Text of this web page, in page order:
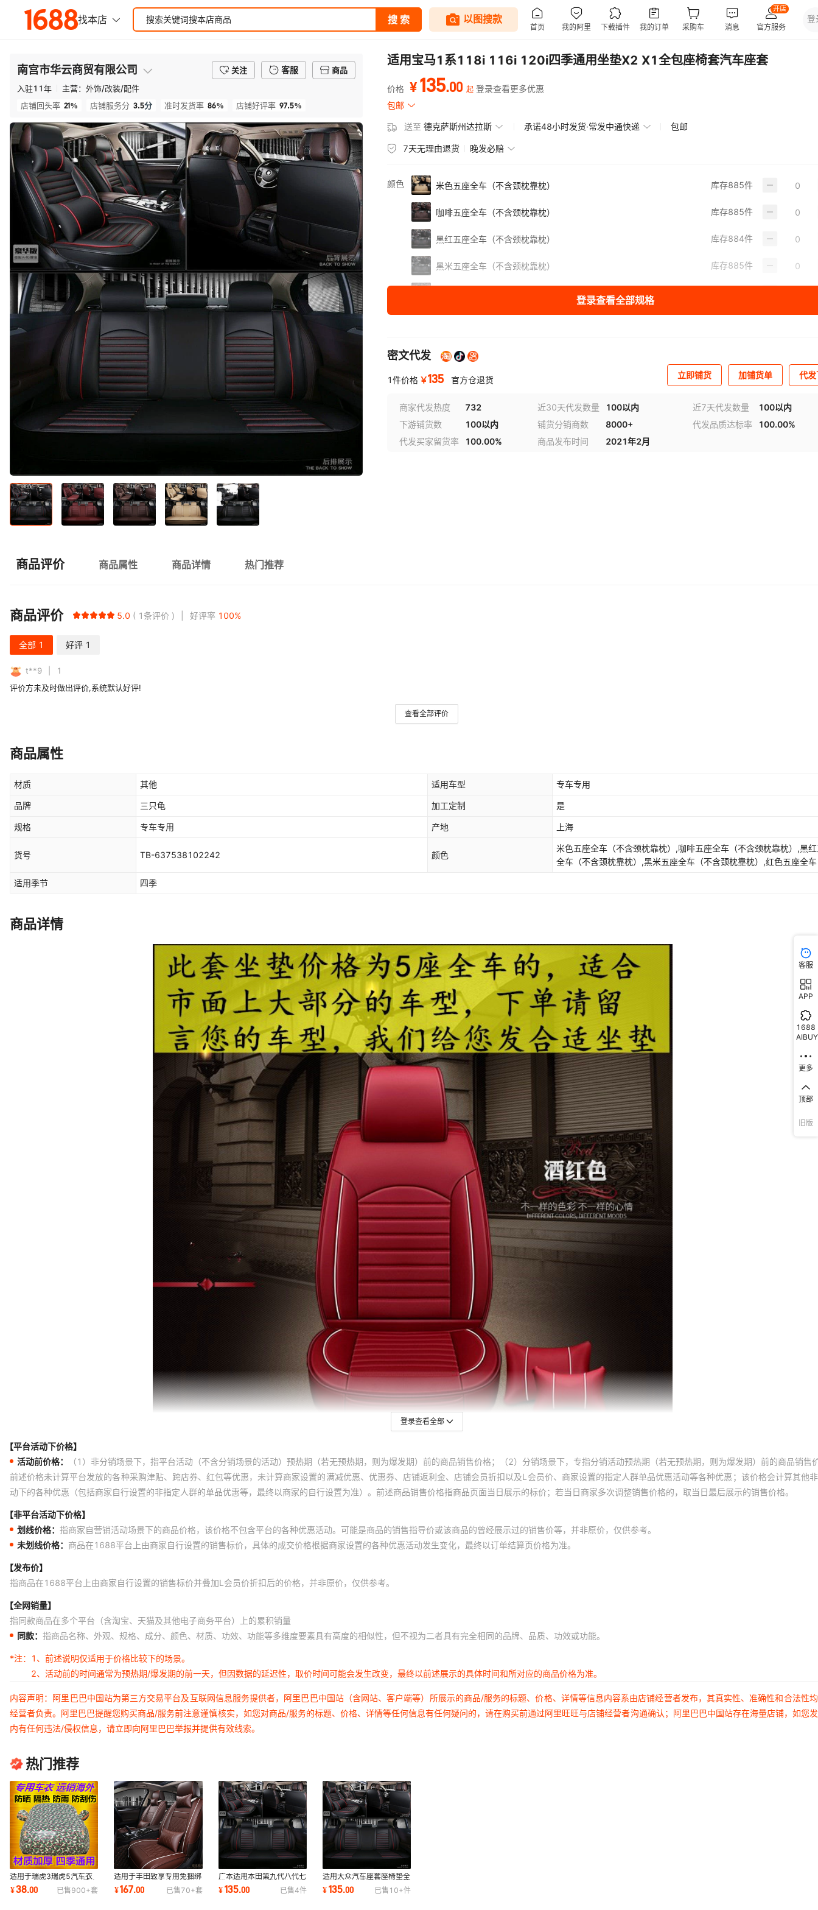
南宫市华云商贸有限公司 关注 客服
商品
入驻11年 主营： 外饰/改装/配件
店铺回头率 21% 店铺服务分 3.5分 准时发货率 86% 店铺好评率 97.5%
适用宝马1系118i 116i 120i四季通用坐垫X2 X1全包座椅套汽车座套
价格 ¥135.00 起 登录查看更多优惠
包邮
送至 德克萨斯州达拉斯 承诺48小时发货·常发中通快递 包邮
7天无理由退货 晚发必赔
颜色 米色五座全车（不含颈枕靠枕） 库存885件
咖啡五座全车（不含颈枕靠枕） 库存885件
黑红五座全车（不含颈枕靠枕） 库存884件
黑米五座全车（不含颈枕靠枕） 库存885件
咖啡五座全车（含2颈枕2靠枕） 库存 885件
黑红五座全车（含2颈枕2靠枕） 库存885件
登录查看全部规格
密文代发
1件价格 ￥135 官方仓退货 立即铺货 加铺货单 代
商家代发热度 732 近30天代发数量 100以内 近7天代发数量
100以内
下游铺货数
100以内 铺货分销商数 8000+ 代发品质达标率
100.00%
代发买家留货率
100.00% 商品发布时间 2021年2月
商品评价 商品属性 商品详情 热门推荐
商品评价 5.0 1条评价 好评率 100%
全部 1 好评 1
t**9
1
评价方未及时做出评价,系统默认好评!
查看全部评价
商品属性
材质 其他 适用车型 专车专用
品牌 三只龟 加工定制 是
规格 专车专用 产地 上海
货号 TB-637538102242 颜色
米色五座全车（不含颈枕靠枕）,咖啡五座全车（不含颈枕靠枕）,黑
全车（不含颈枕靠枕）,黑米五座全车（不含颈枕靠枕）,红色五座全
适用季节 四季
商品详情
登录查看全部
【平台活动下价格】
活动前价格：
（1）非分销场景下，指平台活动（不含分销场景的活动）预热期（若无预热期，则为爆发期）前的商品销售价格；（2）分销场景下，专指分销活动预热期（若无预热期，则为爆发期）前的商品销售
前述价格未计算平台发放的各种采购津贴、跨店券、红包等优惠，未计算商家设置的满减优惠、优惠券、店铺返利金、店铺会员折扣以及L会员价、商家设置的指定人群单品优惠活动等各种优惠；该价格会计算其他
动下的各种优惠（包括商家自行设置的非指定人群的单品优惠等，最终以商家的自行设置为准）。前述商品销售价格指商品页面当日展示的标价；若当日商家多次调整销售价格的，取当日最后展示的销售价格。
【非平台活动下价格】
划线价格： 指商家自营销活动场景下的商品价格，该价格不包含平台的各种优惠活动。可能是商品的销售指导价或该商品的曾经展示过的销售价等，并非原价，仅供参考。
未划线价格： 商品在1688平台上由商家自行设置的销售标价，具体的成交价格根据商家设置的各种优惠活动发生变化，最终以订单结算页价格为准。
【发布价】
指商品在1688平台上由商家自行设置的销售标价并叠加L会员价折扣后的价格，并非原价，仅供参考。
【全网销量】
指同款商品在多个平台（含淘宝、天猫及其他电子商务平台）上的累积销量
同款： 指商品名称、外观、规格、成分、颜色、材质、功效、功能等多维度要素具有高度的相似性，但不视为二者具有完全相同的品牌、品质、功效或功能。
*注：
1、前述说明仅适用于价格比较下的场景。
2、活动前的时间通常为预热期/爆发期的前一天，但因数据的延迟性，取价时间可能会发生改变，最终以前述展示的具体时间和所对应的商品价格为准。
内容声明：阿里巴巴中国站为第三方交易平台及互联网信息服务提供者，阿里巴巴中国站（含网站、客户端等）所展示的商品/服务的标题、价格、详情等信息内容系由店铺经营者发布，其真实性、准确性和合法性
经营者负责。阿里巴巴提醒您购买商品/服务前注意谨慎核实，如您对商品/服务的标题、价格、详情等任何信息有任何疑问的，请在购买前通过阿里旺旺与店铺经营者沟通确认；阿里巴巴中国站存在海量店铺，如您
内有任何违法/侵权信息，请立即向阿里巴巴举报并提供有效线索。
热门推荐
适用于瑞虎3瑞虎5汽车衣
车罩雨车套盖车布遮阳罩衣
¥38.00 已售900+套
适用于丰田致享专用免捆绑
四季汽车皮革座垫包坐垫
¥167.00 已售70+套
广本适用本田第九代八代七
代9代8代7代6雅阁坐垫全
包皮革汽车座套
¥135.00 已售4件
适用大众汽车座套座椅垫全
包新老捷达桑塔纳朗逸坐垫
四季皮革
¥135.00 已售 10+件
客服
APP
1688
AIBUY
更多
顶部
旧版